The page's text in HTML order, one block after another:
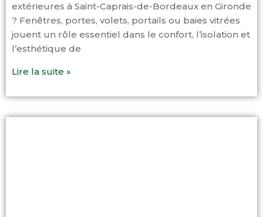
extérieures à Saint-Caprais-de-Bordeaux en Gironde
? Fenêtres, portes, volets, portails ou baies vitrées
jouent un rôle essentiel dans le confort, l’isolation et
l’esthétique de
Lire la suite »